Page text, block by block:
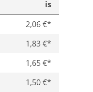
is
2,06 €*
1,83 €*
1,65 €*
1,50 €*